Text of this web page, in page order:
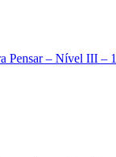
Pensar – Nível III –